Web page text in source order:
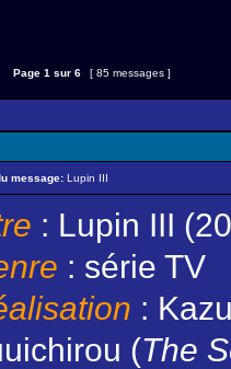
Page 1 sur 6 [ 85 messages ]
message: Lupin III
: Lupin III
: série TV
:
(The